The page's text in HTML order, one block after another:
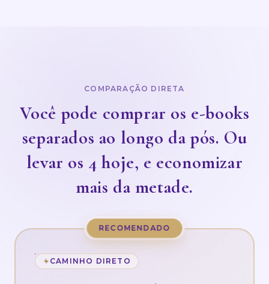
COMPARAÇÃO DIRETA
Você pode comprar os e-books
separados ao longo da pós. Ou
levar os 4 hoje, e economizar
mais da metade.
RECOMENDADO
CAMINHO DIRETO